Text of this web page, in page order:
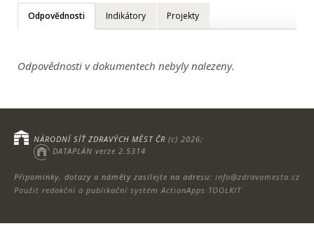
Odpovědnosti Indikátory Projekty
Odpovědnosti v dokumentech nebyly nalezeny.
Připomínky, dotazy a náměty zasílejte na adresu: info@zdravamesta.cz
Použit redakční a publikační systém ActionApps TOOLKIT
NÁRODNÍ SÍŤ ZDRAVÝCH MĚST ČR (c) 2026;
DATAPLÁN verze 2.5314